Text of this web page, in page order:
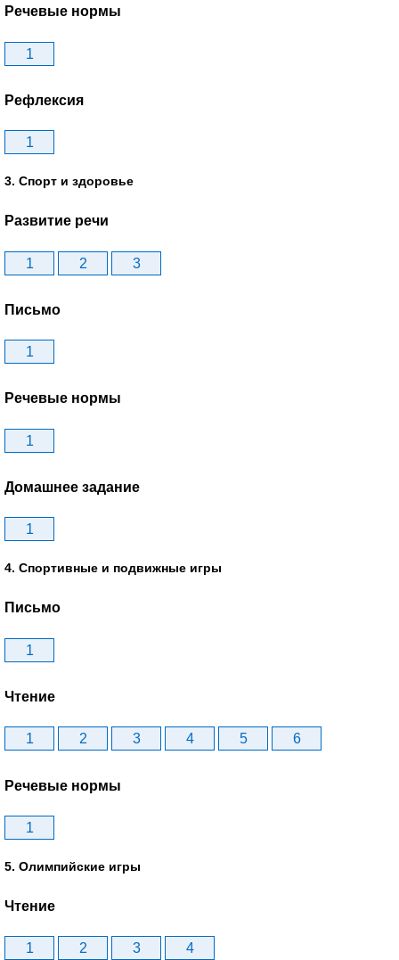
Речевые нормы
1
Рефлексия
1
3. Спорт и здоровье
Развитие речи
1 2 3
Письмо
1
Речевые нормы
1
Домашнее задание
1
4. Спортивные и подвижные игры
Письмо
1
Чтение
1 2 3 4 5 6
Речевые нормы
1
5. Олимпийские игры
Чтение
1 2 3 4